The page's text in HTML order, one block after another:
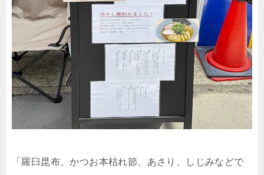
「羅臼昆布、かつお本枯れ節、あさり、しじみなどで